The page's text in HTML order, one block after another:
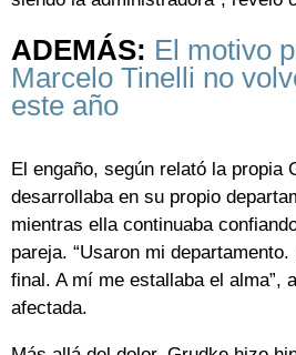
ADEMÁS: El motivo
Marcelo Tinelli no
este año
El engaño, según relató la propia
desarrollaba en su propio
mientras ella continuaba
pareja. “Usaron mi
final. A mí me estallaba el alma”,
afectada.